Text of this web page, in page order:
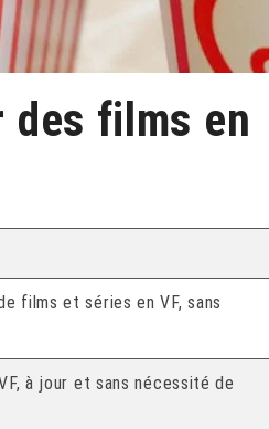
des films en
films et séries en VF, sans
à jour et sans nécessité de